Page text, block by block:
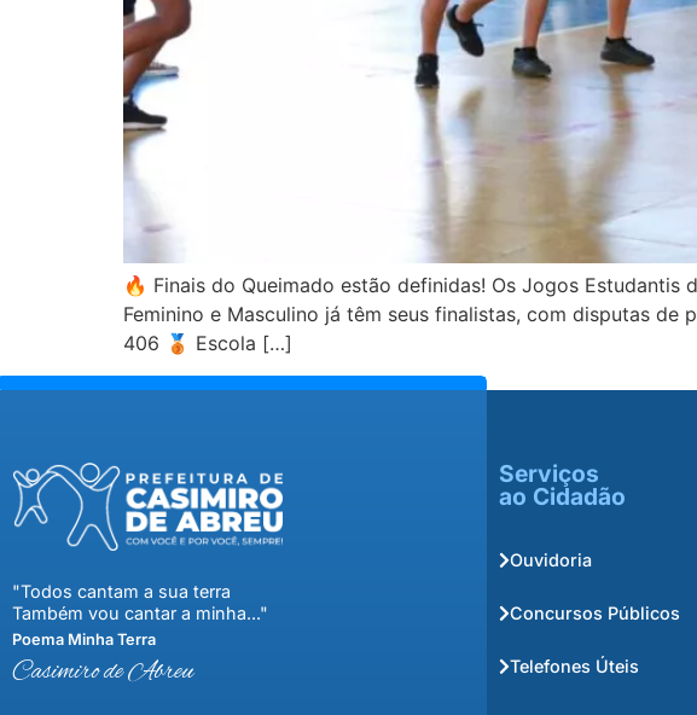
🔥 Finais do Queimado estão definidas! Os Jogos
Feminino e Masculino já têm seus finalistas, com disputas
406 🥉 Escola […]
"Todos cantam a sua terra
Também vou cantar a minha..."
Poema Minha Terra
Casimiro de Abreu
Serviços
ao Cidadão
Ouvidoria
Concursos Públicos
Telefones Úteis